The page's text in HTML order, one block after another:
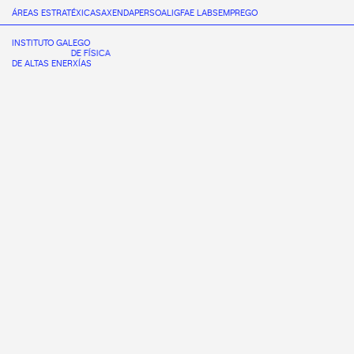
ÁREAS ESTRATÉXICASAXENDAPERSOALIGFAE LABSEMPREGO
INSTITUTO GALEGO
DE FÍSICA
DE ALTAS ENERXÍAS